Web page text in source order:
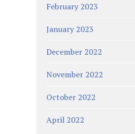
February 2023
January 2023
December 2022
November 2022
October 2022
April 2022